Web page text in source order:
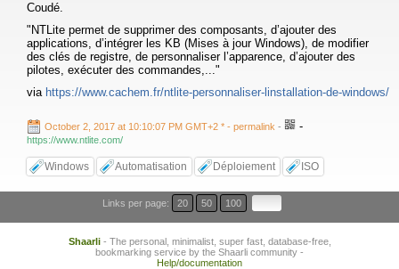
Coudé.
"NTLite permet de supprimer des composants, d’ajouter des
applications, d’intégrer les KB (Mises à jour Windows), de modifier
des clés de registre, de personnaliser l’apparence, d’ajouter des
pilotes, exécuter des commandes,..."
via https://www.cachem.fr/ntlite-personnaliser-linstallation-de-windows/
October 2, 2017 at 10:10:07 PM GMT+2 * - permalink - -
https://www.ntlite.com/
Windows Automatisation Déploiement ISO
Links per page: 20 50 100
Shaarli- The personal, minimalist, super fast, database-free,
bookmarking service by the Shaarli community -
Help/documentation